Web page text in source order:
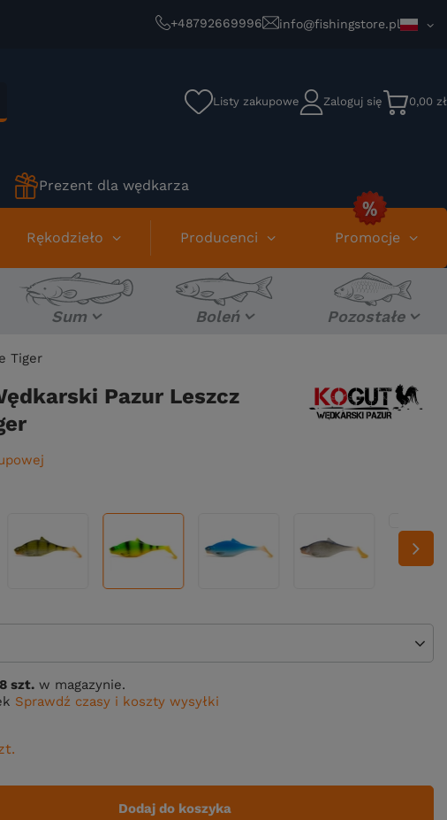
+48792669996 info@fishingstore.pl
Listy zakupowe Zaloguj się 0,00 zł
Prezent dla wędkarza
Rękodzieło Producenci Promocje
Sum Boleń Pozostałe
Tiger
Pazur Leszcz
8 szt. w magazynie.
Sprawdź czasy i koszty wysyłki
Dodaj do koszyka